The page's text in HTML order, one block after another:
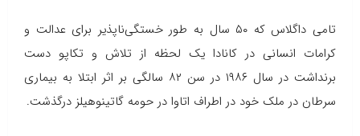
تامی داگلاس كه ۵۰ سال به طور خستگی‌ناپذیر برای عدالت و
كرامات انسانی در كانادا یك لحظه از تلاش و تكاپو دست
برنداشت در سال ۱۹۸۶ در سن ۸۲ سالگی بر اثر ابتلا به بیماری
سرطان در ملك خود در اطراف اتاوا در حومه گاتینوهیلز درگذشت.